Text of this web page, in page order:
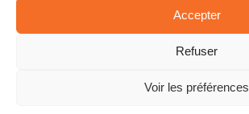
Accepter
Refuser
Voir les préférences